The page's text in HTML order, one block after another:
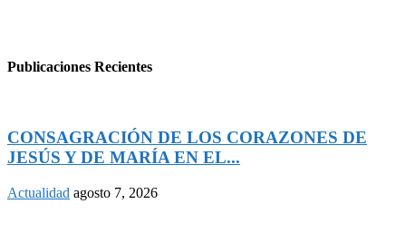
Publicaciones Recientes
CONSAGRACIÓN DE LOS CORAZONES DE
JESÚS Y DE MARÍA EN EL...
Actualidad agosto 7, 2026